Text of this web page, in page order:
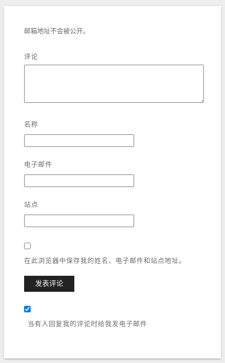
邮箱地址不会被公开。
评论
名称
电子邮件
站点
在此浏览器中保存我的姓名、电子邮件和站点地址。
当有人回复我的评论时给我发电子邮件